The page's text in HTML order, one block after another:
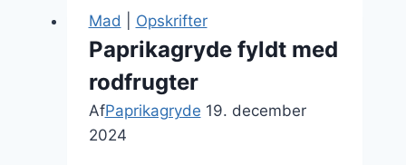
til
Mad Opskrifter
Paprikagryde fyldt med
rodfrugter
AfPaprikagryde 19. december
2024